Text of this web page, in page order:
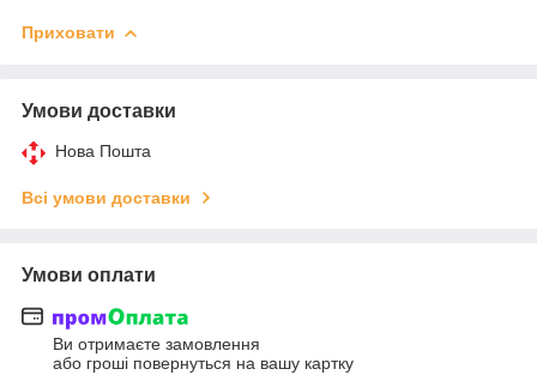
Приховати
Умови доставки
Нова Пошта
Всі умови доставки
Умови оплати
Ви отримаєте замовлення
або гроші повернуться на вашу картку